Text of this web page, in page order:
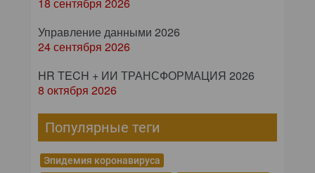
Управление данными 2026
24 сентября 2026
HR TECH + ИИ ТРАНСФОРМАЦИЯ 2026
8 октября 2026
Популярные теги
Эпидемия коронавируса